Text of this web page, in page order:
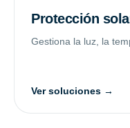
Protección
Gestiona la luz, la
Ver soluciones →